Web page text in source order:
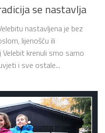
se nastavlja
nastavljena je bez
lijenošću ili
krenuli smo samo
i sve ostale...